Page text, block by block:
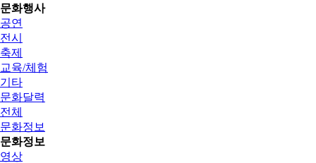
문화행사
공연
전시
축제
교육/체험
기타
문화달력
전체
문화정보
문화정보
영상